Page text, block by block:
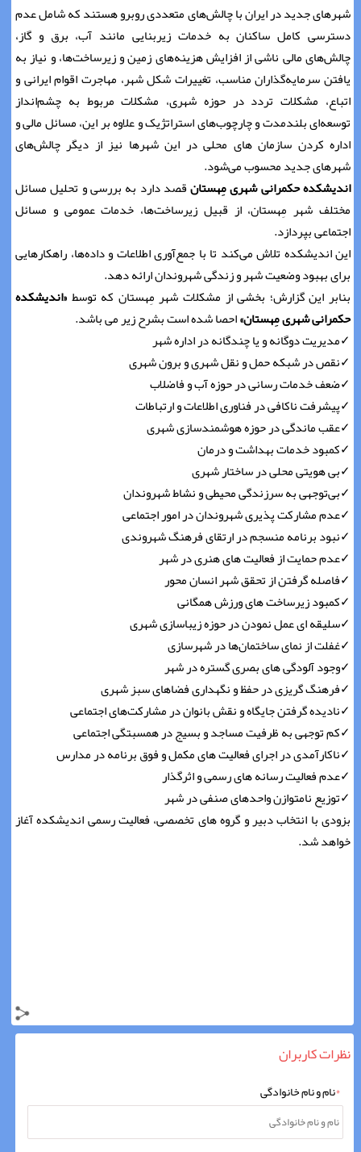
شهرهای جدید در ایران‌ با چالش‌های متعددی روبرو هستند که شامل عدم
دسترسی کامل ساکنان به خدمات زیربنایی مانند آب، برق و گاز،
چالش‌های مالی ناشی از افزایش هزینه‌های زمین و زیرساخت‌ها، و نیاز به
یافتن سرمایه‌گذاران مناسب، تغییرات شکل شهر، مهاجرت اقوام ایرانی و
اتباع، مشکلات تردد در حوزه شهری، مشکلات مربوط به چشم‌انداز
توسعه‌ای بلندمدت و چارچوب‌های استراتژیک و علاوه بر این، مسائل مالی و
اداره کردن سازمان های محلی در این شهرها نیز از دیگر چالش‌های
شهرهای جدید محسوب می‌شود.
اندیشکده حکمرانی شهری مِهستانقصد دارد به بررسی و تحلیل مسائل
مختلف شهر مِهستان، از قبیل زیرساخت‌ها، خدمات عمومی و مسائل
اجتماعی بپردازد.
این اندیشکده تلاش می‌کند تا با جمع‌آوری اطلاعات و داده‌ها، راهکارهایی
برای بهبود وضعیت شهر و زندگی شهروندان ارائه دهد.
بنابر این گزارش؛ بخشی از مشکلات شهر مِهستان که توسط «اندیشکده
حکمرانی شهری مِهستان»احصا شده است بشرح زیر می باشد.
✓مدیریت دوگانه و یا چندگانه در اداره شهر
✓نقص در شبکه حمل و نقل شهری و برون شهری
✓ضعف خدمات رسانی در حوزه آب و فاضلاب
✓پیشرفت ناکافی در فناوری اطلاعات و ارتباطات
✓عقب ماندگی در حوزه هوشمندسازی شهری
✓کمبود خدمات بهداشت و درمان
✓بی هویتی محلی در ساختار شهری
✓بی‌توجهی به سرزندگی محیطی و نشاط شهروندان
✓عدم مشارکت پذیری شهروندان در امور اجتماعی
✓نبود برنامه منسجم در ارتقای فرهنگ شهروندی
✓عدم حمایت از فعالیت های هنری در شهر
✓فاصله گرفتن از تحقق شهر انسان محور
✓کمبود زیرساخت های ورزش همگانی
✓سلیقه ای عمل نمودن در حوزه زیباسازی شهری
✓غفلت از نمای ساختمان‌ها در شهرسازی
✓وجود آلودگی های بصری گستره در شهر
✓فرهنگ گریزی در حفظ و نگهداری فضاهای سبز شهری
✓نادیده گرفتن جایگاه و نقش بانوان در مشارکت‌های اجتماعی
✓کم توجهی به ظرفیت مساجد و بسیج در همسبتگی اجتماعی
✓ناکارآمدی در اجرای فعالیت های مکمل و فوق برنامه در مدارس
✓عدم فعالیت رسانه های رسمی و اثرگذار
✓توزیع نامتوازن واحد‌های صنفی در شهر
بزودی با انتخاب دبیر و گروه های تخصصی، فعالیت رسمی اندیشکده آغاز
خواهد شد.
نظرات کاربران
*نام و نام خانوادگی